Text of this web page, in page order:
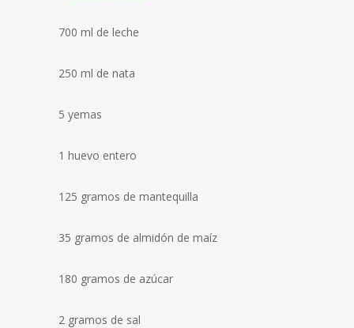
700 ml de leche
250 ml de nata
5 yemas
1 huevo entero
125 gramos de mantequilla
35 gramos de almidón de maíz
180 gramos de azúcar
2 gramos de sal